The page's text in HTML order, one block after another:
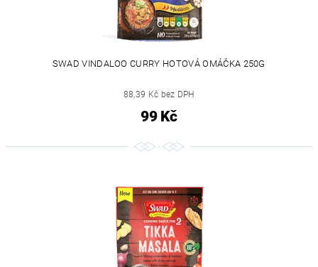
SWAD VINDALOO CURRY HOTOVÁ OMÁČKA 250G
88,39 Kč bez DPH
99 Kč